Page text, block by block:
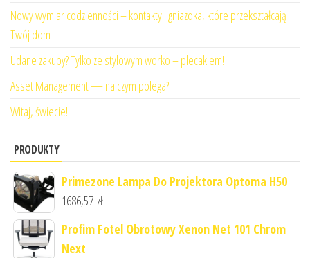
Nowy wymiar codzienności – kontakty i gniazdka, które przekształcają
Twój dom
Udane zakupy? Tylko ze stylowym worko – plecakiem!
Asset Management — na czym polega?
Witaj, świecie!
PRODUKTY
Primezone Lampa Do Projektora Optoma H50
1686,57 zł
Profim Fotel Obrotowy Xenon Net 101 Chrom
Next